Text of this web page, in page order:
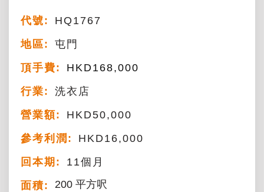
代號:
HQ1767
地區:
屯門
頂手費:
HKD168,000
行業:
洗衣店
營業額:
HKD50,000
參考利潤:
HKD16,000
回本期:
11個月
面積:
200 平方呎